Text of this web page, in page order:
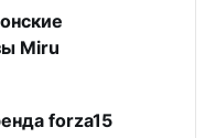
Miru
forza15